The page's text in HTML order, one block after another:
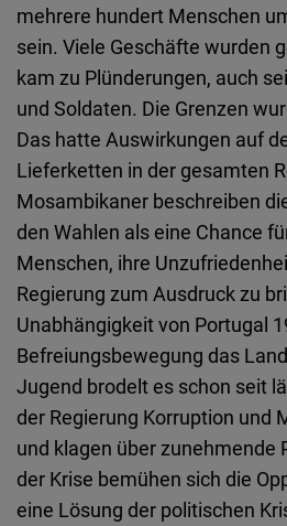
mehrere hundert Menschen
sein. Viele Geschäfte wurden
kam zu Plünderungen, auch
und Soldaten. Die Grenzen
Das hatte Auswirkungen auf
Lieferketten in der gesamten
Mosambikaner beschreiben
den Wahlen als eine Chance
Menschen, ihre
Regierung zum Ausdruck zu
Unabhängigkeit von Portugal
Befreiungsbewegung das
Jugend brodelt es schon seit
der Regierung Korruption und
und klagen über zunehmende
der Krise bemühen sich die
eine Lösung der politischen